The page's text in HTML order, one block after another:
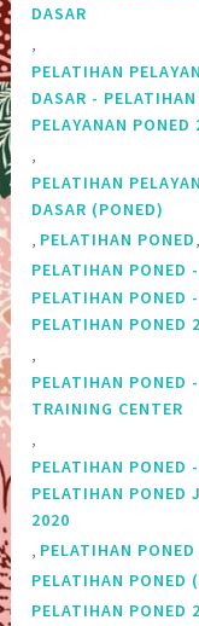
DASAR
,
PELATIHAN
DASAR -
PELAYANAN PONED
,
PELATIHAN
DASAR (PONED)
, PELATIHAN PONED,
PELATIHAN PONED
PELATIHAN PONED
PELATIHAN PONED
,
PELATIHAN PONED
TRAINING CENTER
,
PELATIHAN PONED
PELATIHAN PONED
2020
, PELATIHAN
PELATIHAN PONED
PELATIHAN PONED